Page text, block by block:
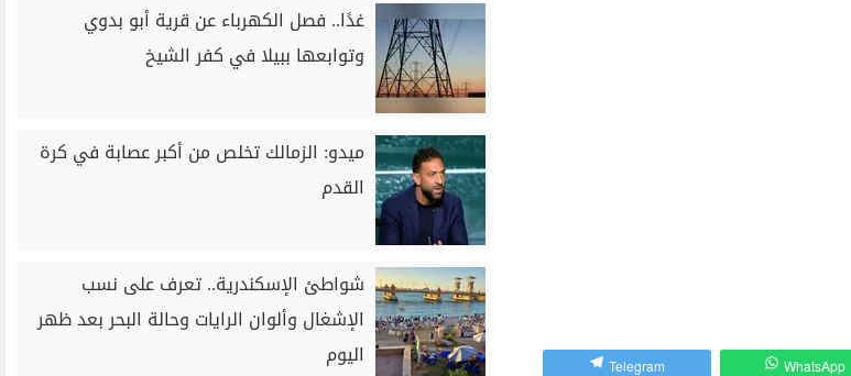
WhatsApp
Telegram
غدًا.. فصل الكهرباء عن قرية أبو بدوي
وتوابعها ببيلا في كفر الشيخ
ميدو: الزمالك تخلص من أكبر عصابة في كرة
القدم
شواطئ الإسكندرية.. تعرف على نسب
الإشغال وألوان الرايات وحالة البحر بعد ظهر
اليوم